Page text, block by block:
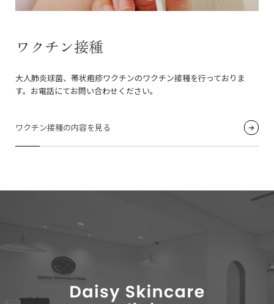
ワクチン接種
大人肺炎球菌、帯状疱疹ワクチンのワクチン接種を行っておりま
す。お電話にてお問い合わせください。
ワクチン接種の内容を見る